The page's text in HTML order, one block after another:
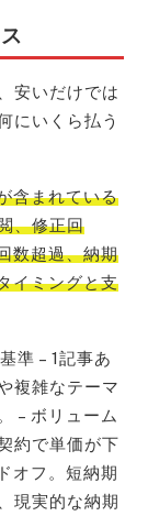
安いだけでは
にいくら払う
含まれている
、修正回
数超過、納期
イミングと支
準 – 1記事あ
複雑なテーマ
– ボリューム
約で単価が下
オフ。短納期
現実的な納期